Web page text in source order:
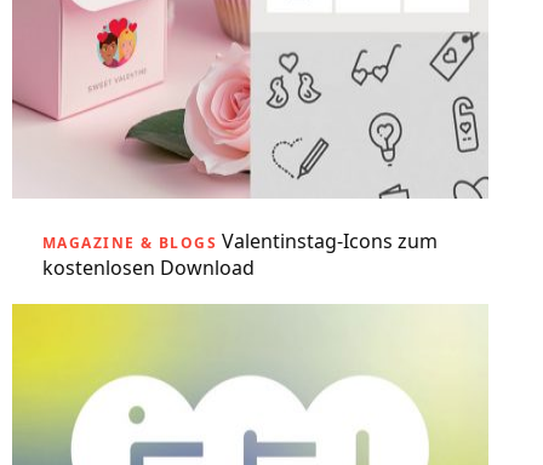
MAGAZINE & BLOGS Valentinstag-Icons zum
kostenlosen Download